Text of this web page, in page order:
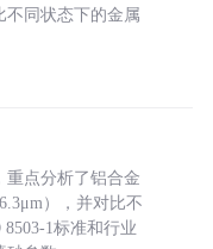
不同状态下的金属
重点分析了铝合金
），并对比不
1标准和行业